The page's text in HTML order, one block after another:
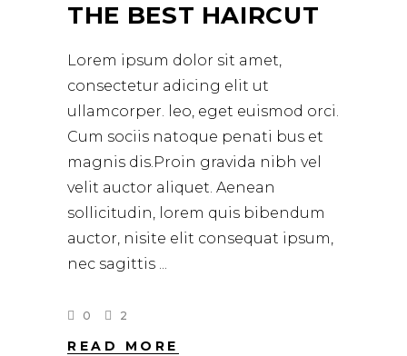
THE BEST HAIRCUT
Lorem ipsum dolor sit amet,
consectetur adicing elit ut
ullamcorper. leo, eget euismod orci.
Cum sociis natoque penati bus et
magnis dis.Proin gravida nibh vel
velit auctor aliquet. Aenean
sollicitudin, lorem quis bibendum
auctor, nisite elit consequat ipsum,
nec sagittis
0 2
READ MORE